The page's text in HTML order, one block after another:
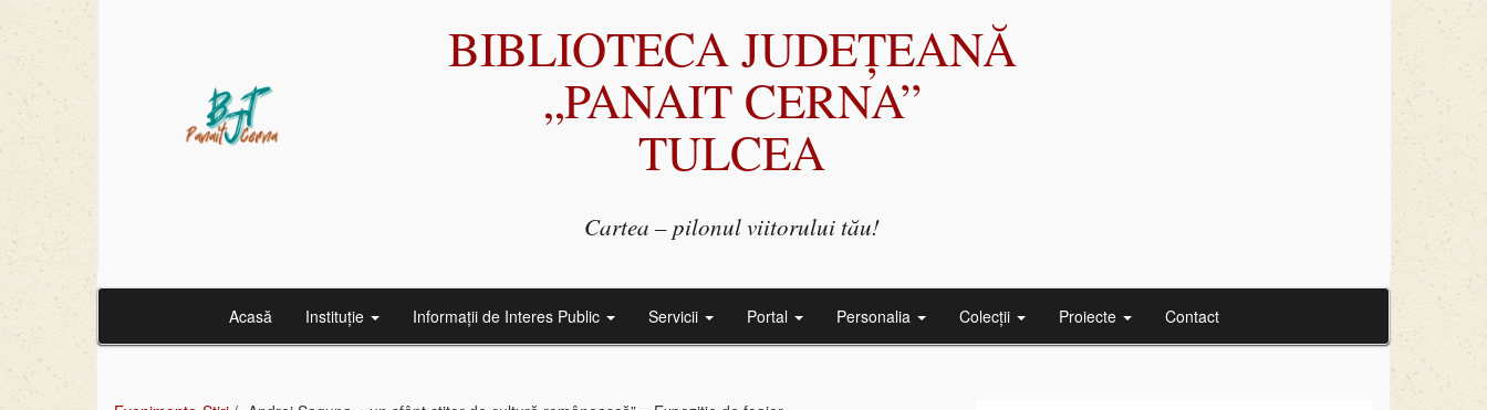
BIBLIOTECA JUDEȚEANĂ
„PANAIT CERNA”
TULCEA
Cartea – pilonul viitorului tău!
Acasă Instituție Informații de Interes Public Servicii Portal Personalia Colecții Proiecte Contact